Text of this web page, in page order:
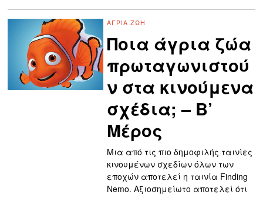
ΆΓΡΙΑ ΖΩΉ
Ποια άγρια ζώα
πρωταγωνιστού
ν στα κινούμενα
σχέδια; – Β’
Μέρος
Μια από τις πιο δημοφιλής ταινίες
κινουμένων σχεδίων όλων των
εποχών αποτελεί η ταινία Finding
Nemo. Aξιοσημείωτο αποτελεί ότι